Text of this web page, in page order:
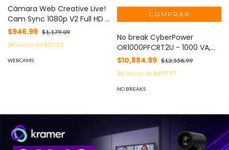
Cámara Web Creative Live!
Cam Sync 1080p V2 Full HD -
USB - VF0880 V2 -
$946.99 $1,179.09
24meses de$57.23
WEBCAMS
No break CyberPower
OR1000PFCRT2U - 1000 VA,
700 W, Negro
$10,884.99 $13,558.99
24meses de$657.77
NO BREAKS